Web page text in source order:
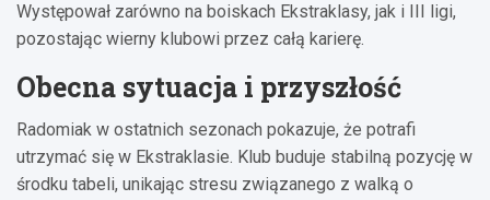
Występował zarówno na boiskach Ekstraklasy, jak i III ligi,
pozostając wierny klubowi przez całą karierę.
Obecna sytuacja i przyszłość
Radomiak w ostatnich sezonach pokazuje, że potrafi
utrzymać się w Ekstraklasie. Klub buduje stabilną pozycję w
środku tabeli, unikając stresu związanego z walką o